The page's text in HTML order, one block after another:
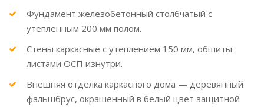
Фундамент железобетонный столбчатый с
утепленным 200 мм полом.
Стены каркасные с утеплением 150 мм, обшиты
листами ОСП изнутри.
Внешняя отделка каркасного дома — деревянный
фальшбрус, окрашенный в белый цвет защитной